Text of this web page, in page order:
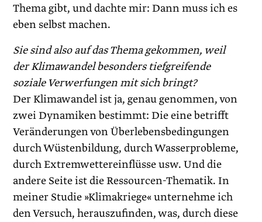
Thema gibt, und dachte mir: Dann muss ich es
eben selbst machen.
Sie sind also auf das Thema gekommen, weil
der Klimawandel besonders tiefgreifende
soziale Verwerfungen mit sich bringt?
Der Klimawandel ist ja, genau genommen, von
zwei Dynamiken bestimmt: Die eine betrifft
Veränderungen von Überlebens­bedingungen
durch Wüstenbildung, durch Wasserprobleme,
durch Extremwettereinflüsse usw. Und die
andere Seite ist die Ressourcen-Thematik. In
meiner Studie »Klimakriege« unternehme ich
den Versuch, herauszufinden, was, durch diese